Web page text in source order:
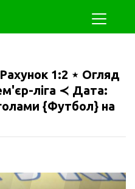
1:2 ⋆ Огляд
ліга ≺ Дата:
{Футбол} на